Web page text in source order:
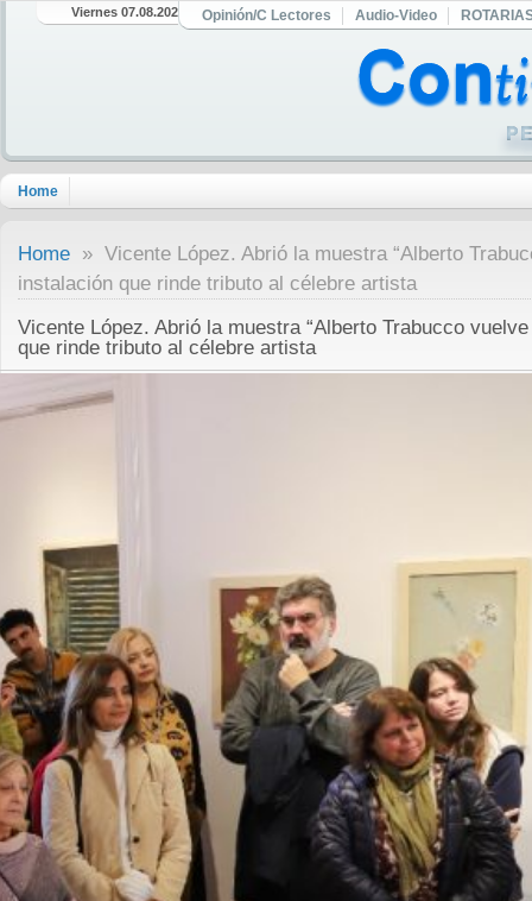
Viernes 07.08.2026 Opinión/C Lectores Audio-Video
Home
Home » Vicente López. Abrió la muestra “Alberto
instalación que rinde tributo al célebre artista
Vicente López. Abrió la muestra “Alberto Trabucco
que rinde tributo al célebre artista